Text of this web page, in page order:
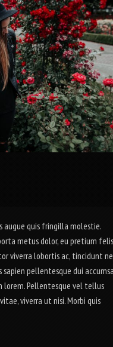
augue quis fringilla molestie.
metus dolor, eu pretium felis
viverra lobortis ac, tincidunt
pellentesque dui
lorem. Pellentesque vel tellus
viverra ut nisi. Morbi quis